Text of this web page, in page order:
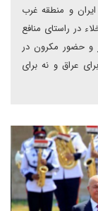
و منطقه غرب
در راستای منافع
و حضور مکرون در
عراق و نه برای